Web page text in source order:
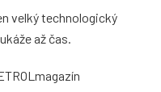
velký technologický
až čas.